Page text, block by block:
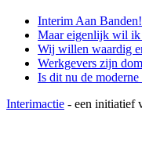
Interim Aan Banden!
Maar eigenlijk wil ik
Wij willen waardig
Werkgevers zijn
Is dit nu de moderne
Interimactie - een initiatief